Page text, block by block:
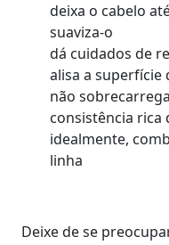
deixa o cabelo
suaviza-o
dá cuidados de
alisa a
não
consistência rica
idealmente,
linha
Deixe de se